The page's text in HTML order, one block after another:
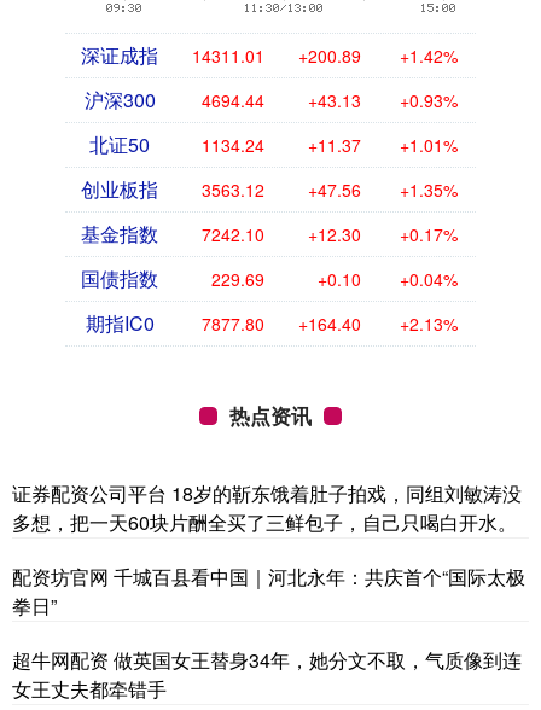
深证成指 14311.01 +200.89 +1.42%
沪深300 4694.44 +43.13 +0.93%
北证50 1134.24 +11.37 +1.01%
创业板指 3563.12 +47.56 +1.35%
基金指数 7242.10 +12.30 +0.17%
国债指数 229.69 +0.10 +0.04%
期指IC0 7877.80 +164.40 +2.13%
热点资讯
证券配资公司平台 18岁的靳东饿着肚子拍戏，同组刘敏涛没
多想，把一天60块片酬全买了三鲜包子，自己只喝白开水。
配资坊官网 千城百县看中国｜河北永年：共庆首个“国际太极
拳日”
超牛网配资 做英国女王替身34年，她分文不取，气质像到连
女王丈夫都牵错手